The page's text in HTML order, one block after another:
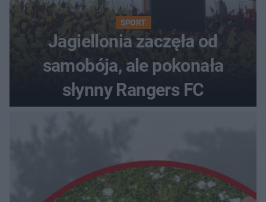
SPORT
Jagiellonia zaczęła od
samobója, ale pokonała
słynny Rangers FC